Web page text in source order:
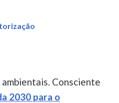
Consciente
2030 para o